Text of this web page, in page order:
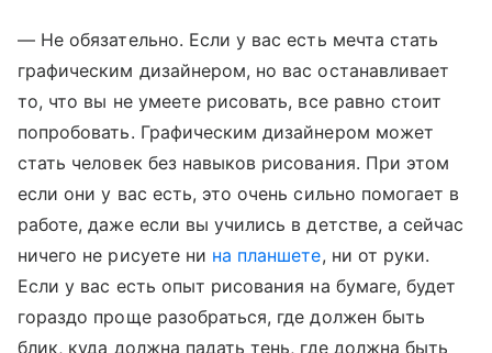
— Не обязательно. Если у вас есть мечта стать
графическим дизайнером, но вас останавливает
то, что вы не умеете рисовать, все равно стоит
попробовать. Графическим дизайнером может
стать человек без навыков рисования. При этом
если они у вас есть, это очень сильно помогает в
работе, даже если вы учились в детстве, а сейчас
ничего не рисуете ни на планшете, ни от руки.
Если у вас есть опыт рисования на бумаге, будет
гораздо проще разобраться, где должен быть
блик, куда должна падать тень, где должна быть